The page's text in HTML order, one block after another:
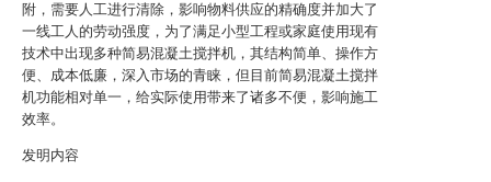
附，需要人工进行清除，影响物料供应的精确度并加大了
一线工人的劳动强度，为了满足小型工程或家庭使用现有
技术中出现多种简易混凝土搅拌机，其结构简单、操作方
便、成本低廉，深入市场的青睐，但目前简易混凝土搅拌
机功能相对单一，给实际使用带来了诸多不便，影响施工
效率。
发明内容